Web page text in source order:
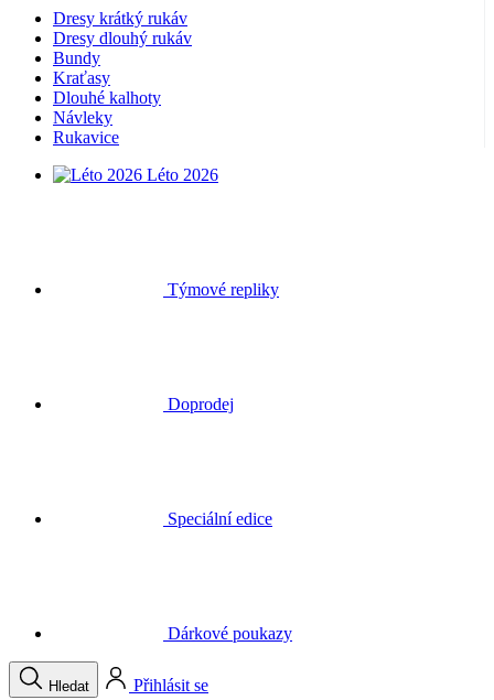
Dresy krátký rukáv
Dresy dlouhý rukáv
Bundy
Kraťasy
Dlouhé kalhoty
Návleky
Rukavice
Léto 2026
Váš košík je prázdný
Menu Zavřít
Volat